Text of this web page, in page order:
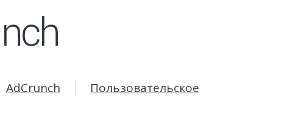
AdCrunch Пользовательское